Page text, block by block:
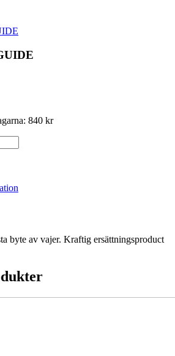
840 kr
byte av vajer. Kraftig ersättningsproduct